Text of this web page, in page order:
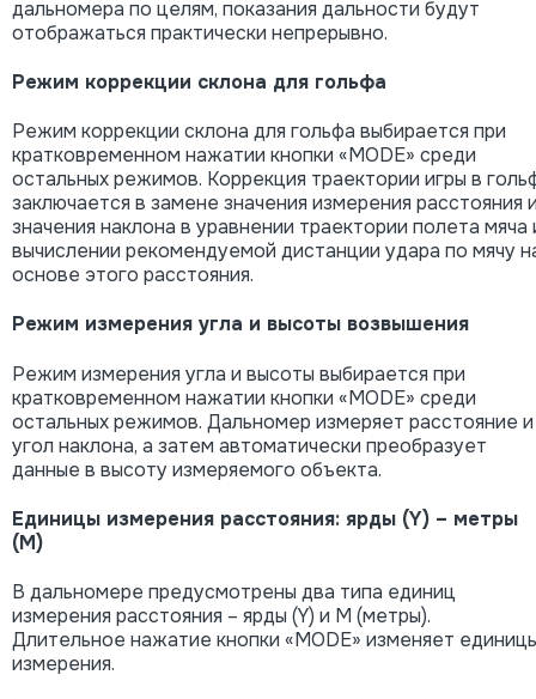
дальномера по целям, показания дальности будут
отображаться практически непрерывно.
Режим коррекции склона для гольфа
Режим коррекции склона для гольфа выбирается при
кратковременном нажатии кнопки «MODE» среди
остальных режимов. Коррекция траектории игры в
заключается в замене значения измерения расстояния
значения наклона в уравнении траектории полета мяча
вычислении рекомендуемой дистанции удара по мячу
основе этого расстояния.
Режим измерения угла и высоты возвышения
Режим измерения угла и высоты выбирается при
кратковременном нажатии кнопки «MODE» среди
остальных режимов. Дальномер измеряет расстояние и
угол наклона, а затем автоматически преобразует
данные в высоту измеряемого объекта.
Единицы измерения расстояния: ярды (Y) – метры
(М)
В дальномере предусмотрены два типа единиц
измерения расстояния – ярды (Y) и М (метры).
Длительное нажатие кнопки «MODE» изменяет
измерения.